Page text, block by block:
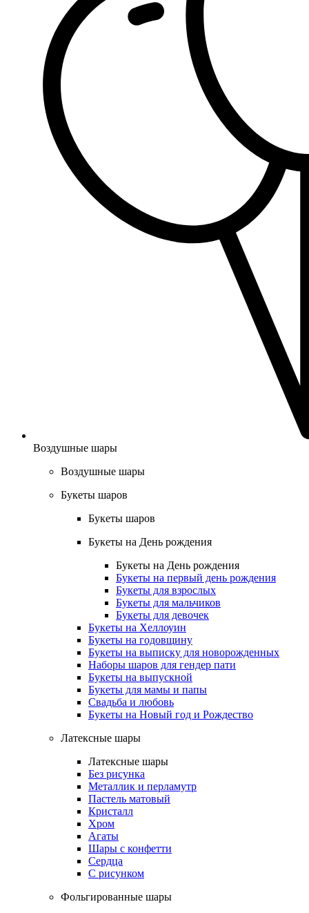
Воздушные шары
Воздушные шары
Букеты шаров
Букеты шаров
Букеты на День рождения
Букеты на День рождения
Букеты на первый день рождения
Букеты для взрослых
Букеты для мальчиков
Букеты для девочек
Букеты на Хеллоуин
Букеты на годовщину
Букеты на выписку для новорожденных
Наборы шаров для гендер пати
Букеты на выпускной
Букеты для мамы и папы
Свадьба и любовь
Букеты на Новый год и Рождество
Латексные шары
Латексные шары
Без рисунка
Металлик и перламутр
Пастель матовый
Кристалл
Хром
Агаты
Шары с конфетти
Сердца
С рисунком
Фольгированные шары